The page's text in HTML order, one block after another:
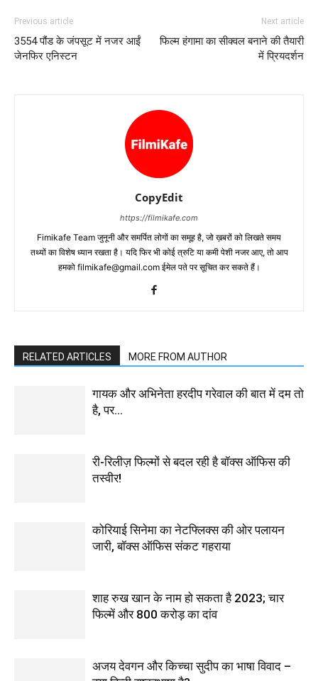
Previous article
3554 पौंड के जंपसूट में नजर आईं
जेनफिर एनिस्टन
Next article
फिल्‍म हंगामा का सीक्‍वल बनाने की तैयारी
में प्रियदर्शन
CopyEdit
https://filmikafe.com
Fimikafe Team जुनूनी और समर्पित लोगों का समूह है, जो ख़बरों को लिखते समय
तथ्‍यों का विशेष ध्‍यान रखता है। यदि फिर भी कोई त्रुटि या कमी पेशी नजर आए, तो आप
हमको filmikafe@gmail.com ईमेल पते पर सूचित कर सकते हैं।
RELATED ARTICLES MORE FROM AUTHOR
गायक और अभिनेता हरदीप गरेवाल की बात में दम तो
है, पर…
री-रिलीज़ फिल्मों से बदल रही है बॉक्स ऑफिस की
तस्वीर!
कोरियाई सिनेमा का नेटफ्लिक्स की ओर पलायन
जारी, बॉक्स ऑफिस संकट गहराया
शाह रुख खान के नाम हो सकता है 2023; चार
फिल्में और 800 करोड़ का दांव
अजय देवगन और किच्चा सुदीप का भाषा विवाद –